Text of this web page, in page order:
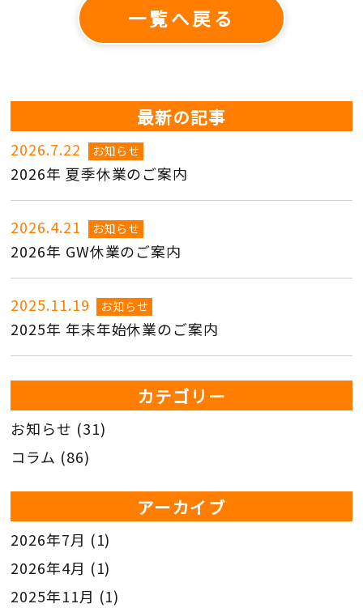
一覧へ戻る
最新の記事
2026.7.22 お知らせ
2026年 夏季休業のご案内
2026.4.21 お知らせ
2026年 GW休業のご案内
2025.11.19 お知らせ
2025年 年末年始休業のご案内
カテゴリー
お知らせ (31)
コラム (86)
アーカイブ
2026年7月 (1)
2026年4月 (1)
2025年11月 (1)